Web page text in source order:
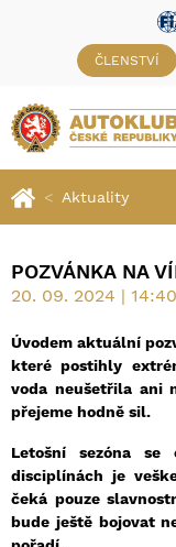
ČLENSTVÍ
Aktuality
POZVÁNKA NA
20. 09. 2024 | 14:40
Úvodem aktuální
které postihly
voda neušetřila ani
přejeme hodně sil.
Letošní sezóna
disciplínách je
čeká pouze
bude ještě bojovat